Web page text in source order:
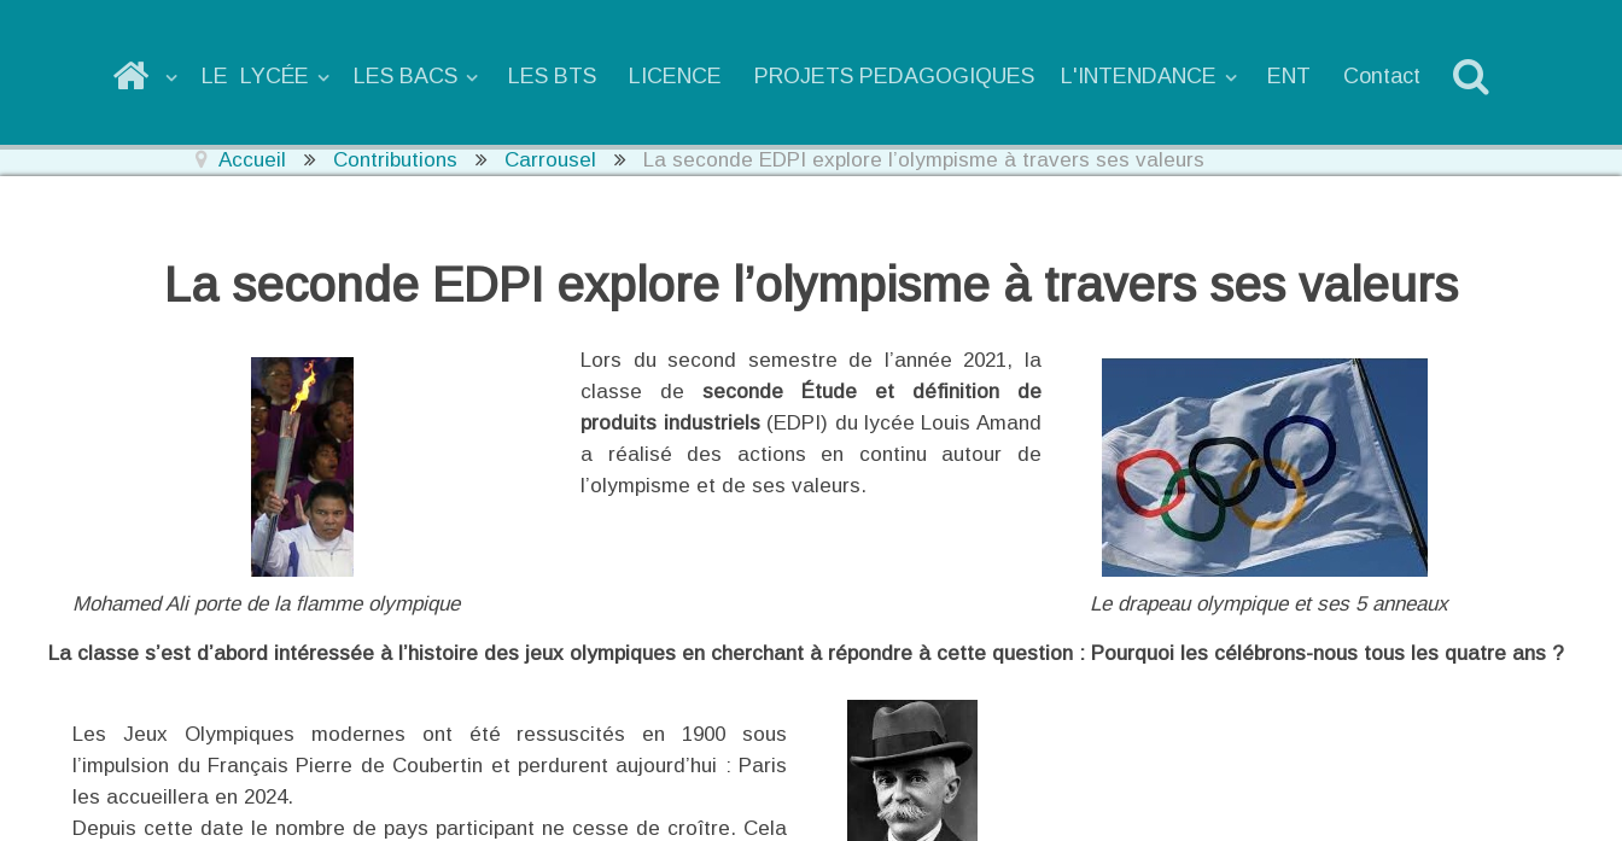
LE LYCÉE LES BACS LES BTS LICENCE PROJETS PEDAGOGIQUES L'INTENDANCE ENT Contact
Accueil Contributions Carrousel La seconde EDPI explore l’olympisme à travers ses valeurs
La seconde EDPI explore l’olympisme à travers ses valeurs
Mohamed Ali porte de la flamme olympique
Lors du second semestre de l’année 2021, la
classe deseconde Étude et définition de
produits industriels(EDPI) du lycée Louis Amand
a réalisé des actions en continu autour de
l’olympisme et de ses valeurs.
Le drapeau olympique et ses 5 anneaux
La classe s’est d’abord intéressée à l’histoire des jeux olympiques en cherchant à répondre à cette question : Pourquoi les célébrons-nous tous les quatre ans ?
Les Jeux Olympiques modernes ont été ressuscités en 1900 sous
l’impulsion du Français Pierre de Coubertin et perdurent aujourd’hui : Paris
les accueillera en 2024.
Depuis cette date le nombre de pays participant ne cesse de croître. Cela